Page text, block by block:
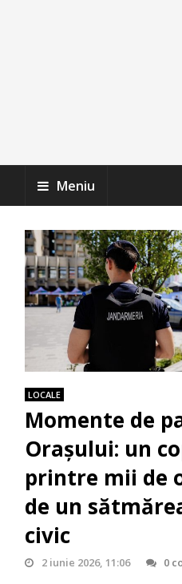
Meniu
LOCALE
Momente de
Orașului: un
printre mii de
de un
civic
2 iunie 2026, 11:06 0